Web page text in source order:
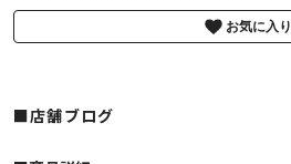
お気に入り
■店舗ブログ